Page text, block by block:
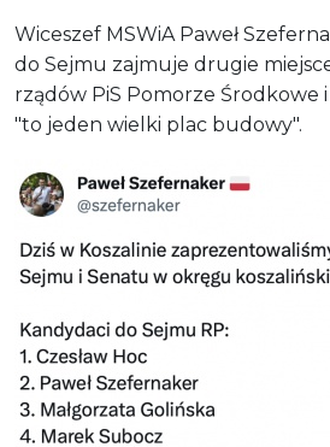
Wiceszef MSWiA Paweł
do Sejmu zajmuje drugie
rządów PiS Pomorze Środkowe
"to jeden wielki plac budowy".